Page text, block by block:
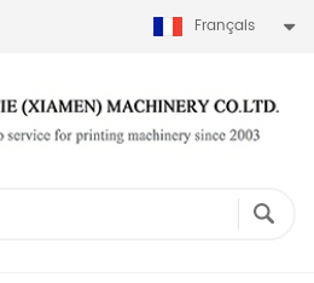
Français